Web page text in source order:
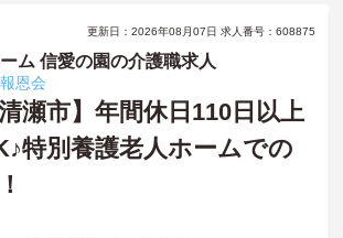
更新日：2026年08月07日 求人番号：608875
ム 信愛の園の介護職求人
恩会
瀬市】年間休日110日以上
特別養護老人ホームでの